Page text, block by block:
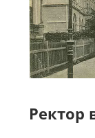
Ректор